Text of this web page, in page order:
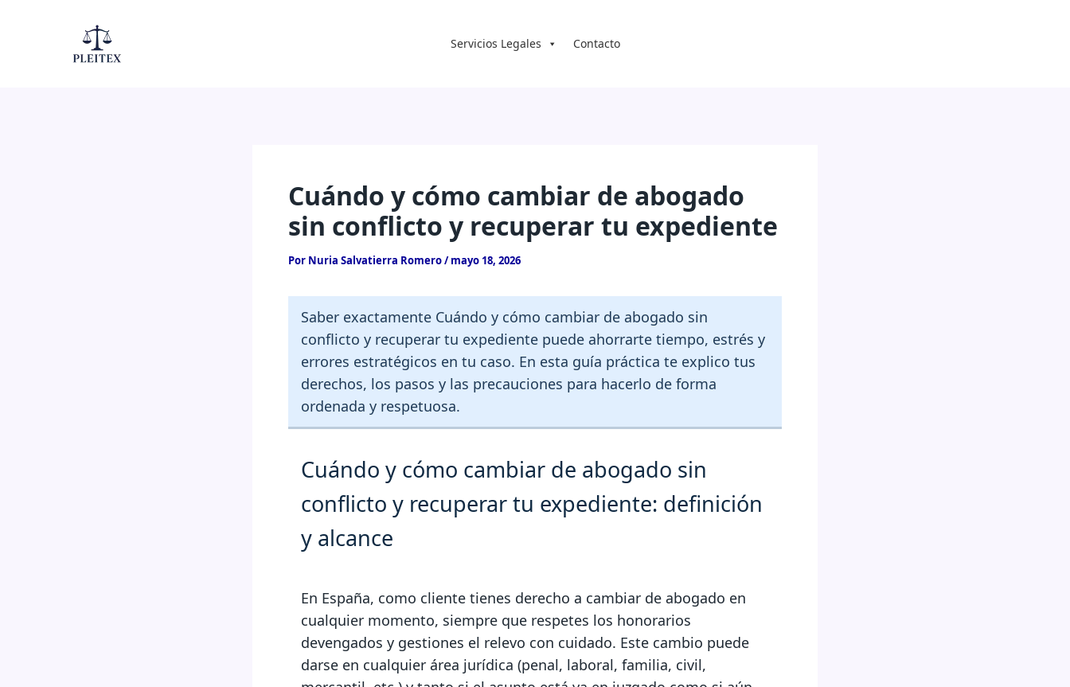
Servicios Legales Contacto
Cuándo y cómo cambiar de abogado
sin conflicto y recuperar tu expediente
Por Nuria Salvatierra Romero/mayo 18, 2026
Saber exactamente Cuándo y cómo cambiar de abogado sin
conflicto y recuperar tu expediente puede ahorrarte tiempo, estrés y
errores estratégicos en tu caso. En esta guía práctica te explico tus
derechos, los pasos y las precauciones para hacerlo de forma
ordenada y respetuosa.
Cuándo y cómo cambiar de abogado sin
conflicto y recuperar tu expediente: definición
y alcance
En España, como cliente tienes derecho a cambiar de abogado en
cualquier momento, siempre que respetes los honorarios
devengados y gestiones el relevo con cuidado. Este cambio puede
darse en cualquier área jurídica (penal, laboral, familia, civil,